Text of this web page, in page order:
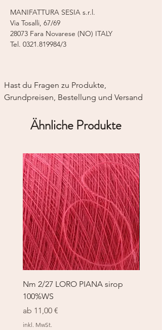
MANIFATTURA SESIA s.r.l.
Via Tosalli, 67/69
28073 Fara Novarese (NO) ITALY
Tel. 0321.819984/3
Hast du Fragen zu Produkte,
Grundpreisen, Bestellung und Versand
Ähnliche Produkte
Nm 2/27 LORO PIANA sirop
100%WS
ab 11,00 €
Sale-Preis
inkl. MwSt.